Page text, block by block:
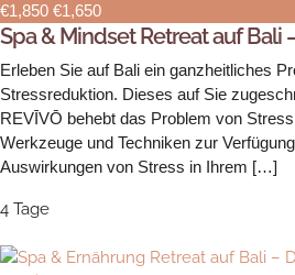
€1,850 €1,650
Spa & Mindset Retreat auf Bali
Erleben Sie auf Bali ein ganzheitliches
Stressreduktion. Dieses auf Sie
REVĪVŌ behebt das Problem von
Werkzeuge und Techniken zur
Auswirkungen von Stress in Ihrem […]
4 Tage